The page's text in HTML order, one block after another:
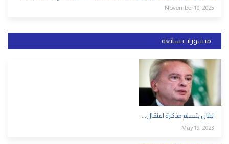
November 10, 2025
منشورات شائعة
لبنان يتسلم مذكرة اعتقال...
May 19, 2023